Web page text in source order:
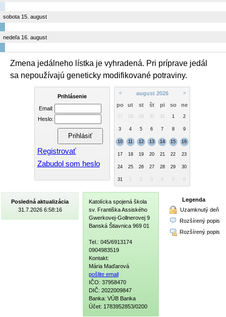
sobota 15. august
nedeľa 16. august
Zmena jedálneho lístka je vyhradená. Pri príprave jedál
sa nepoužívajú geneticky modifikované potraviny.
Prihlásenie
Email:
Heslo:
Registrovať
Zabudol som heslo
< august 2026 >
po ut st št pi so ne
27 28 29 30 31 1 2
3 4 5 6 7 8 9
10 11 12 13 14 15 16
17 18 19 20 21 22 23
24 25 26 27 28 29 30
31 2 3 4 5 6
Posledná aktualizácia
31.7.2026 6:58:16
Katolícka spojená škola
sv. Františka Assiského
Gwerkovej-Gollnerovej 9
Banská Štiavnica 969 01
Tel.: 045/6913174
0904983519
Kontakt:
Mária Maďarová
pošlite email
IČO: 37958470
DIČ: 2022009847
Banka: VÚB Banka
Účet: 1783952853/0200
Legenda
Uzamknutý deň
Rozšírený popis
Rozšírený popis